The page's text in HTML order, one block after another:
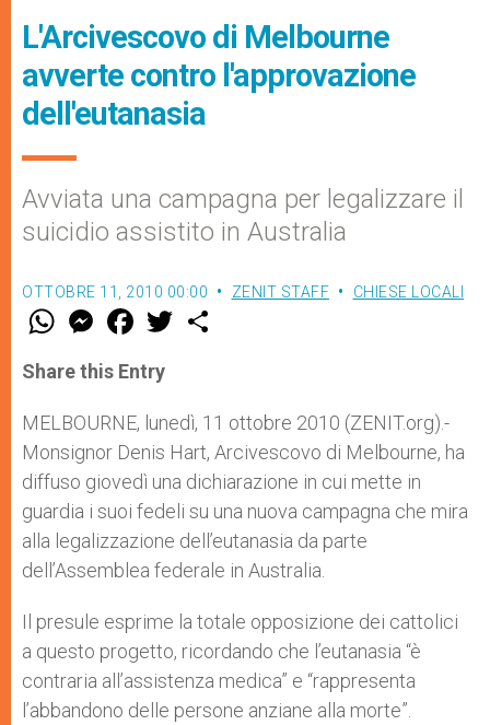
L'Arcivescovo di Melbourne
avverte contro l'approvazione
dell'eutanasia
Avviata una campagna per legalizzare il
suicidio assistito in Australia
OTTOBRE 11, 2010 00:00 ZENIT STAFF CHIESE LOCALI
W
t
s
p
p
M
e
s
e
g
e
r
F
a
e
b
o
k
w
r
Share this Entry
MELBOURNE, lunedì, 11 ottobre 2010 (ZENIT.org).-
Monsignor Denis Hart, Arcivescovo di Melbourne, ha
diffuso giovedì una dichiarazione in cui mette in
guardia i suoi fedeli su una nuova campagna che mira
alla legalizzazione dell’eutanasia da parte
dell’Assemblea federale in Australia.
Il presule esprime la totale opposizione dei cattolici
a questo progetto, ricordando che l’eutanasia “è
contraria all’assistenza medica” e “rappresenta
l’abbandono delle persone anziane alla morte”.